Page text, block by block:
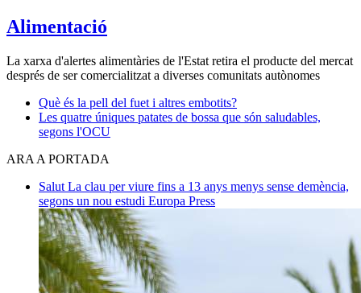
Alimentació
La xarxa d'alertes alimentàries de l'Estat retira el producte del mercat
després de ser comercialitzat a diverses comunitats autònomes
Què és la pell del fuet i altres embotits?
Les quatre úniques patates de bossa que són saludables,
segons l'OCU
ARA A PORTADA
Salut La clau per viure fins a 13 anys menys sense demència,
segons un nou estudi Europa Press